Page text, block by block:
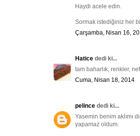
Haydi acele edin.
Sormak istediğiniz her
Çarşamba, Nisan 16,
Hatice dedi ki...
tam baharlık, renkler,
Cuma, Nisan 18, 2014
pelince dedi ki...
Yasemin benim aklımı
yapamaz oldum.